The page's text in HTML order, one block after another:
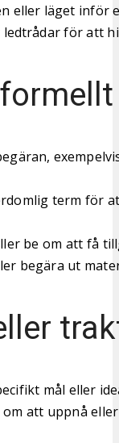
eller läget inför
för att
term för
be om att få
begära ut
mål eller
att uppnå